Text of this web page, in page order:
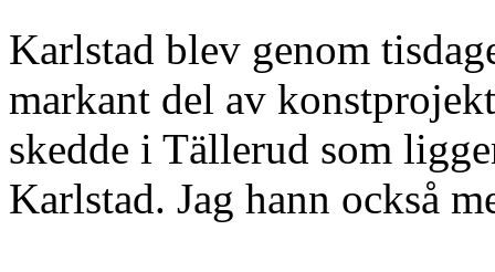
Karlstad blev genom
markant del av
skedde i Tällerud som
Karlstad. Jag hann också